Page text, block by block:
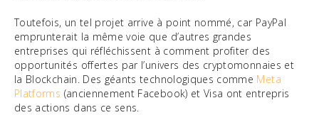
Toutefois, un tel projet arrive à point nommé, car PayPal
emprunterait la même voie que d’autres grandes
entreprises qui réfléchissent à comment profiter des
opportunités offertes par l’univers des cryptomonnaies et
la Blockchain. Des géants technologiques comme Meta
Platforms (anciennement Facebook) et Visa ont entrepris
des actions dans ce sens.